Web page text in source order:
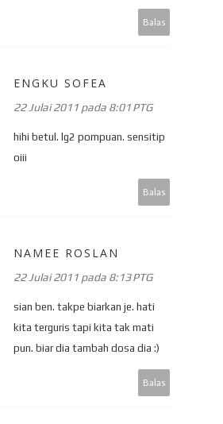
Balas
ENGKU SOFEA
22 Julai 2011 pada 8:01 PTG
hihi betul. lg2 pompuan. sensitip
oiii
Balas
NAMEE ROSLAN
22 Julai 2011 pada 8:13 PTG
sian ben. takpe biarkan je. hati
kita terguris tapi kita tak mati
pun. biar dia tambah dosa dia :)
Balas